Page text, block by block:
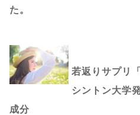
た。
若返りサプリ
シントン大学
成分